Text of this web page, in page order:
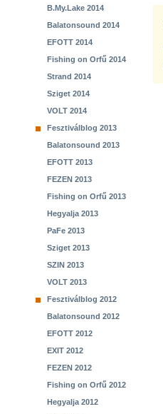
B.My.Lake 2014
Balatonsound 2014
EFOTT 2014
Fishing on Orfű 2014
Strand 2014
Sziget 2014
VOLT 2014
Fesztiválblog 2013
Balatonsound 2013
EFOTT 2013
FEZEN 2013
Fishing on Orfű 2013
Hegyalja 2013
PaFe 2013
Sziget 2013
SZIN 2013
VOLT 2013
Fesztiválblog 2012
Balatonsound 2012
EFOTT 2012
EXIT 2012
FEZEN 2012
Fishing on Orfű 2012
Hegyalja 2012